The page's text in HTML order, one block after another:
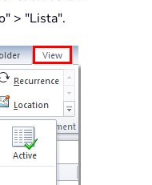
> "Lista".